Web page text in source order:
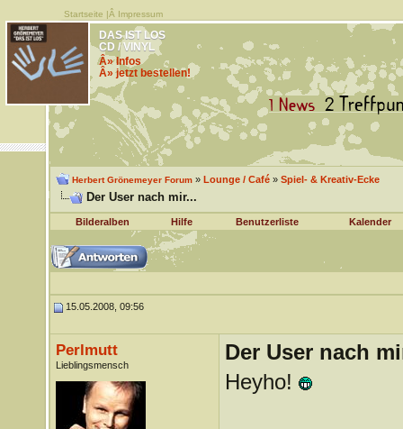
Startseite |Â Impressum
DAS IST LOS
CD / VINYL
Â» Infos
Â» jetzt bestellen!
Herbert Grönemeyer Forum» Lounge / Café» Spiel- & Kreativ-Ecke
Der User nach mir...
Bilderalben Hilfe Benutzerliste Kalender
15.05.2008, 09:56
Perlmutt
Lieblingsmensch
Der User nach
Heyho!